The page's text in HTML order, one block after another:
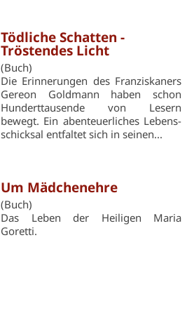
Tödliche Schatten -
Tröstendes Licht
(Buch)
Die Erinnerungen des Franziskaners
Gereon Goldmann haben schon
Hunderttausende von Lesern
bewegt. Ein abenteuerliches Lebens­
schicksal entfaltet sich in seinen...
Um Mädchenehre
(Buch)
Das Leben der Heiligen Maria
Goretti.